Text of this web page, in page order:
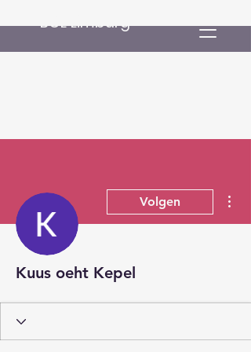
BCL Limburg
Volgen
Kuus oeht Kepel